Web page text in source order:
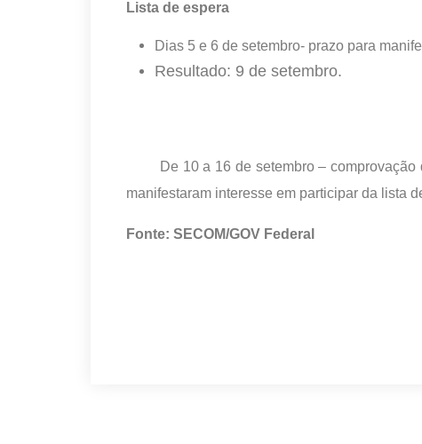
Lista de espera
Dias 5 e 6 de setembro- prazo para
Resultado: 9 de setembro.
De 10 a 16 de setembro – comprovação
manifestaram interesse em participar da lista
Fonte: SECOM/GOV Federal